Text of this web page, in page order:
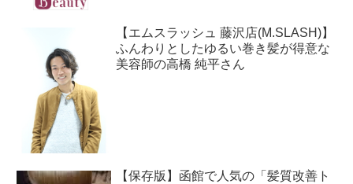
【エムスラッシュ 藤沢店(M.SLASH)】
ふんわりとしたゆるい巻き髪が得意な
美容師の高橋 純平さん
【保存版】函館で人気の「髪質改善ト